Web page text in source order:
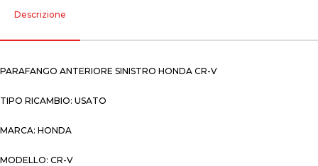
Descrizione
PARAFANGO ANTERIORE SINISTRO HONDA CR-V
TIPO RICAMBIO: USATO
MARCA: HONDA
MODELLO: CR-V